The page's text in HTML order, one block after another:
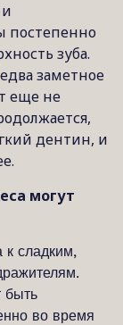
постепенно
зуба.
заметное
еще не
дентин, и
могут
к сладким,
быть
во время